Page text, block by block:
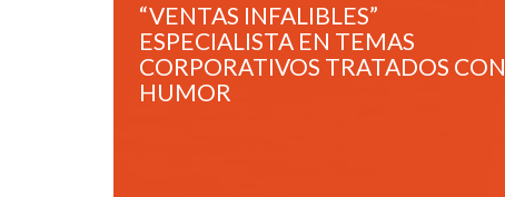
“VENTAS INFALIBLES”
ESPECIALISTA EN TEMAS
CORPORATIVOS TRATADOS CON
HUMOR